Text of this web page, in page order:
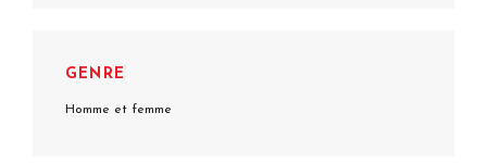
GENRE
Homme et femme